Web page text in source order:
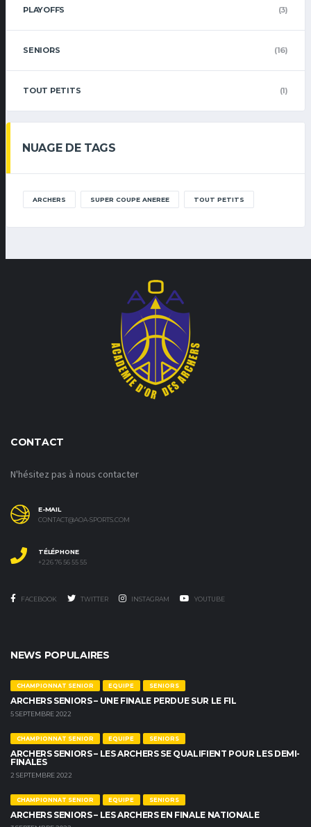
PLAYOFFS (3)
SENIORS (16)
TOUT PETITS (1)
NUAGE DE TAGS
ARCHERS SUPER COUPE ANEREE TOUT PETITS
CONTACT
N'hésitez pas à nous contacter
E-MAIL
CONTACT@AOA-SPORTS.COM
TÉLÉPHONE
+226 76 56 55 55
FACEBOOK TWITTER INSTAGRAM YOUTUBE
NEWS POPULAIRES
CHAMPIONNAT SENIOR EQUIPE SENIORS
ARCHERS SENIORS – UNE FINALE PERDUE SUR LE FIL
5 SEPTEMBRE 2022
CHAMPIONNAT SENIOR EQUIPE SENIORS
ARCHERS SENIORS – LES ARCHERS SE QUALIFIENT POUR LES DEMI-
FINALES
2 SEPTEMBRE 2022
CHAMPIONNAT SENIOR EQUIPE SENIORS
ARCHERS SENIORS – LES ARCHERS EN FINALE NATIONALE